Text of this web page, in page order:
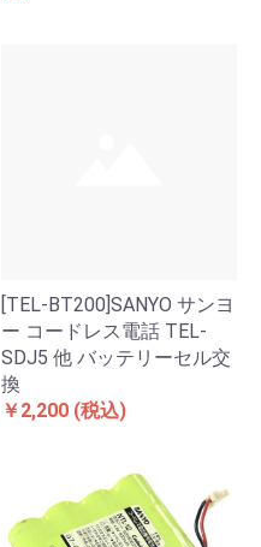
[TEL-BT200]SANYO サンヨ
ー コードレス電話 TEL-
SDJ5 他 バッテリーセル交
換
￥2,200 (税込)